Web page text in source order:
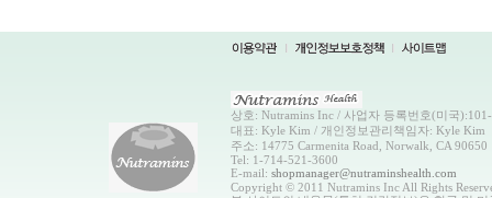
상호: Nutramins Inc / 사업자 등록번호(미국
대표: Kyle Kim / 개인정보관리책임자: Kyle Kim
주소: 14775 Carmenita Road, Norwalk, CA 90650
Tel: 1-714-521-3600
E-mail: shopmanager@nutraminshealth.com
Copyright © 2011 Nutramins Inc All Rights